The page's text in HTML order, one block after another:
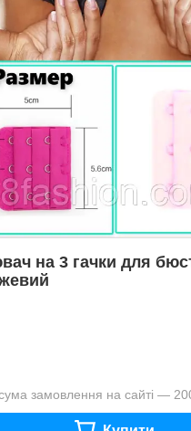
на 3 гачки для
замовлення на сайті —